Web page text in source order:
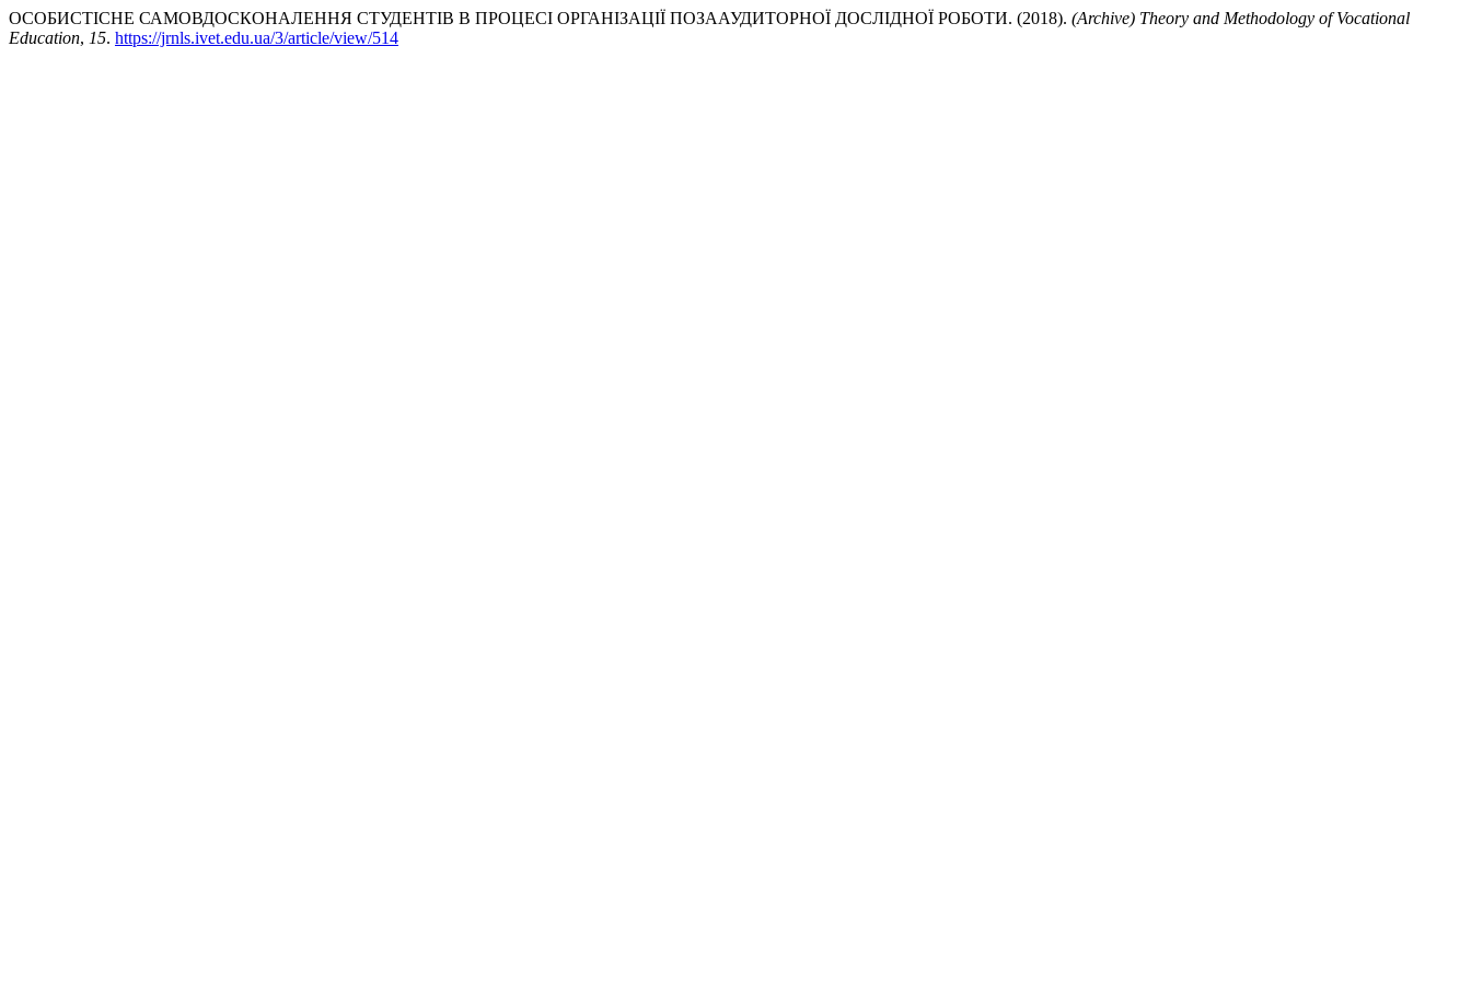
ОСОБИСТІСНЕ САМОВДОСКОНАЛЕННЯ СТУДЕНТІВ В ПРОЦЕСІ ОРГАНІЗАЦІЇ ПОЗААУДИТОРНОЇ ДОСЛІДНОЇ РОБОТИ. (2018). (Archive) Theory and Methodology of Vocational
Education, 15. https://jrnls.ivet.edu.ua/3/article/view/514